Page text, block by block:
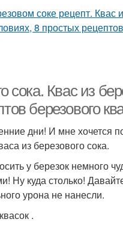
сока. Квас из
березового
дни! И мне хочется
из березового сока.
у березок немного
Ну куда столько!
урона не нанесли.
.